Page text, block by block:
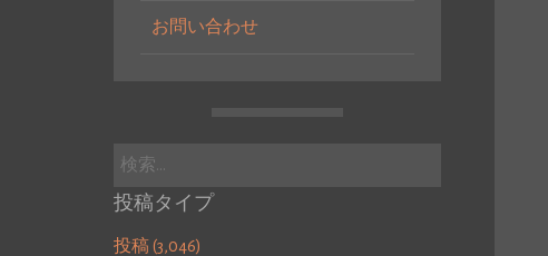
お問い合わせ
検
投稿タイプ
投稿 (3,046)